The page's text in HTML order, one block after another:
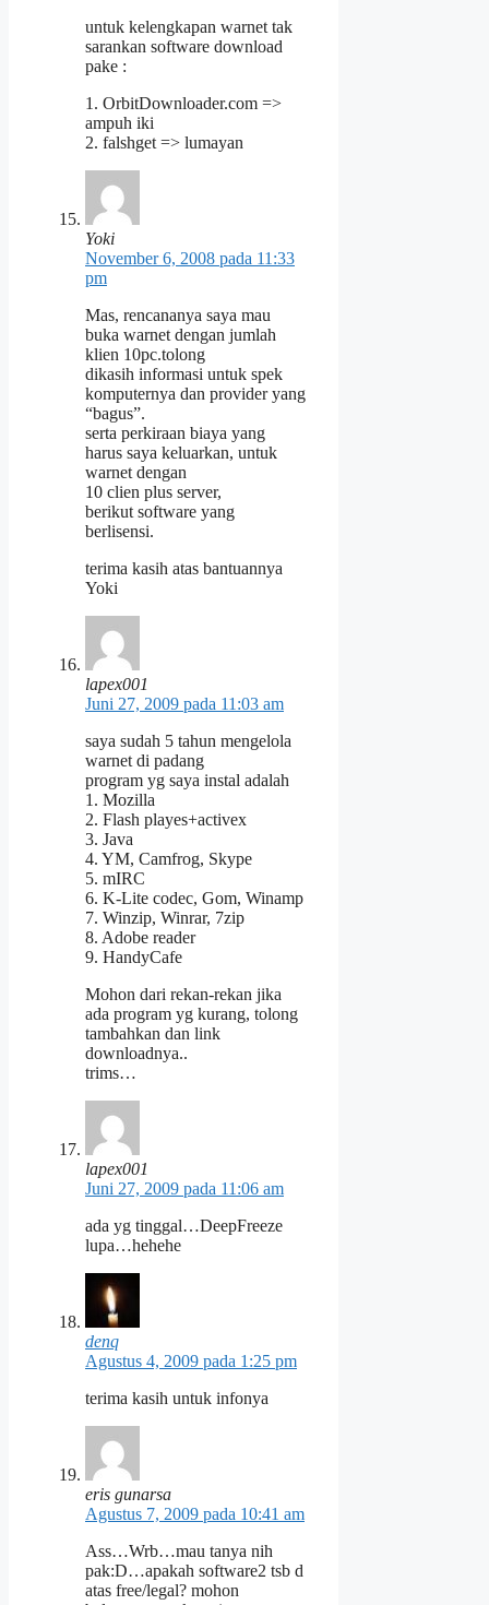
untuk kelengkapan warnet tak
sarankan software download
pake :
1. OrbitDownloader.com =>
ampuh iki
2. falshget => lumayan
Yoki
November 6, 2008 pada 11:33
pm
Mas, rencananya saya mau
buka warnet dengan jumlah
klien 10pc.tolong
dikasih informasi untuk spek
komputernya dan provider yang
“bagus”.
serta perkiraan biaya yang
harus saya keluarkan, untuk
warnet dengan
10 clien plus server,
berikut software yang
berlisensi.
terima kasih atas bantuannya
Yoki
lapex001
Juni 27, 2009 pada 11:03 am
saya sudah 5 tahun mengelola
warnet di padang
program yg saya instal adalah
1. Mozilla
2. Flash playes+activex
3. Java
4. YM, Camfrog, Skype
5. mIRC
6. K-Lite codec, Gom, Winamp
7. Winzip, Winrar, 7zip
8. Adobe reader
9. HandyCafe
Mohon dari rekan-rekan jika
ada program yg kurang, tolong
tambahkan dan link
downloadnya..
trims…
lapex001
Juni 27, 2009 pada 11:06 am
ada yg tinggal…DeepFreeze
lupa…hehehe
denq
Agustus 4, 2009 pada 1:25 pm
terima kasih untuk infonya
eris gunarsa
Agustus 7, 2009 pada 10:41 am
Ass…Wrb…mau tanya nih
pak:D…apakah software2 tsb d
atas free/legal? mohon